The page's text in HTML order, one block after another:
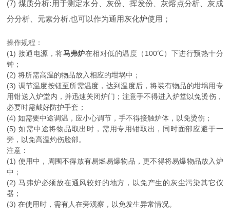
(7) 煤质分析:用于测定水分、灰份、挥发份、灰熔点分析、灰成
分分析、元素分析.也可以作为通用灰化炉使用；
操作规程：
(1) 接通电源，将马弗炉在相对低的温度（100℃）下进行预热十分
钟；
(2) 将所需高温的物品放入相应的坩埚中；
(3) 调节温度按钮至所需温度，达到温度后，将装有物品的坩埚用专
用钳送入炉堂内，并迅速关闭炉门；注意手不得进入炉堂以免烫伤，
必要时需戴好防护手套；
(4) 如需要中途调温，应小心调节，手不得接触炉体，以免烫伤；
(5) 如需中途将物品取出时，需用专用钳取出，同时面部应避于一
旁，以免高温灼伤脸部。
注意：
(1) 使用中，周围不得放有易燃易爆物品，更不得将易爆物品放入炉
中；
(2) 马弗炉必须放在通风较好的地方，以免产生的灰尘污染其它仪
器；
(3) 在使用时，需有人在旁观察，以免发生异常情况。